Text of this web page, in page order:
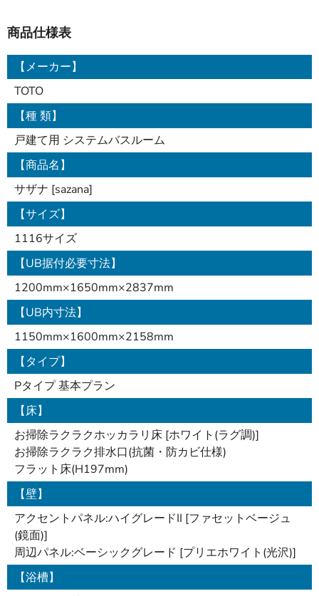
商品仕様表
【メーカー】
TOTO
【種 類】
戸建て用 システムバスルーム
【商品名】
サザナ [sazana]
【サイズ】
1116サイズ
【UB据付必要寸法】
1200mm×1650mm×2837mm
【UB内寸法】
1150mm×1600mm×2158mm
【タイプ】
Pタイプ 基本プラン
【床】
お掃除ラクラクホッカラリ床 [ホワイト(ラグ調)]
お掃除ラクラク排水口(抗菌・防カビ仕様)
フラット床(H197mm)
【壁】
アクセントパネル:ハイグレードII [ファセットベージュ
(鏡面)]
周辺パネル:ベーシックグレード [プリエホワイト(光沢)]
【浴槽】